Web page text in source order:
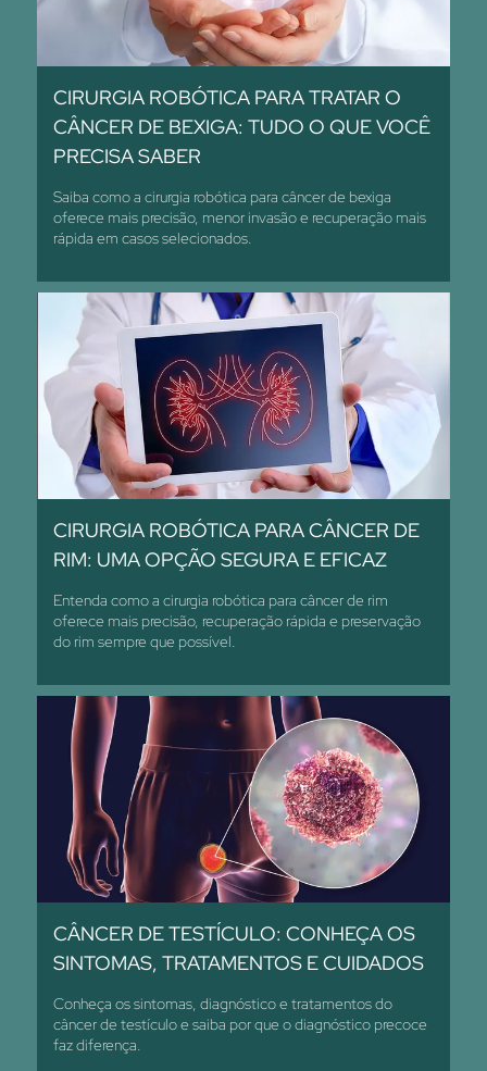
CIRURGIA ROBÓTICA PARA TRATAR O
CÂNCER DE BEXIGA: TUDO O QUE VOCÊ
PRECISA SABER
Saiba como a cirurgia robótica para câncer de bexiga
oferece mais precisão, menor invasão e recuperação mais
rápida em casos selecionados.
CIRURGIA ROBÓTICA PARA CÂNCER DE
RIM: UMA OPÇÃO SEGURA E EFICAZ
Entenda como a cirurgia robótica para câncer de rim
oferece mais precisão, recuperação rápida e preservação
do rim sempre que possível.
CÂNCER DE TESTÍCULO: CONHEÇA OS
SINTOMAS, TRATAMENTOS E CUIDADOS
Conheça os sintomas, diagnóstico e tratamentos do
câncer de testículo e saiba por que o diagnóstico precoce
faz diferença.